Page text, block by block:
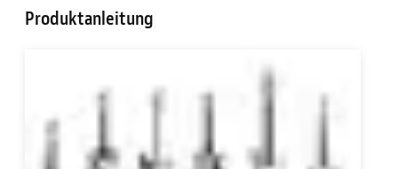
Produktanleitung